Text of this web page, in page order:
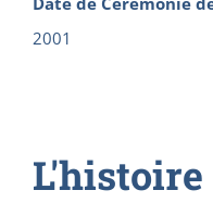
2001
L'histoire